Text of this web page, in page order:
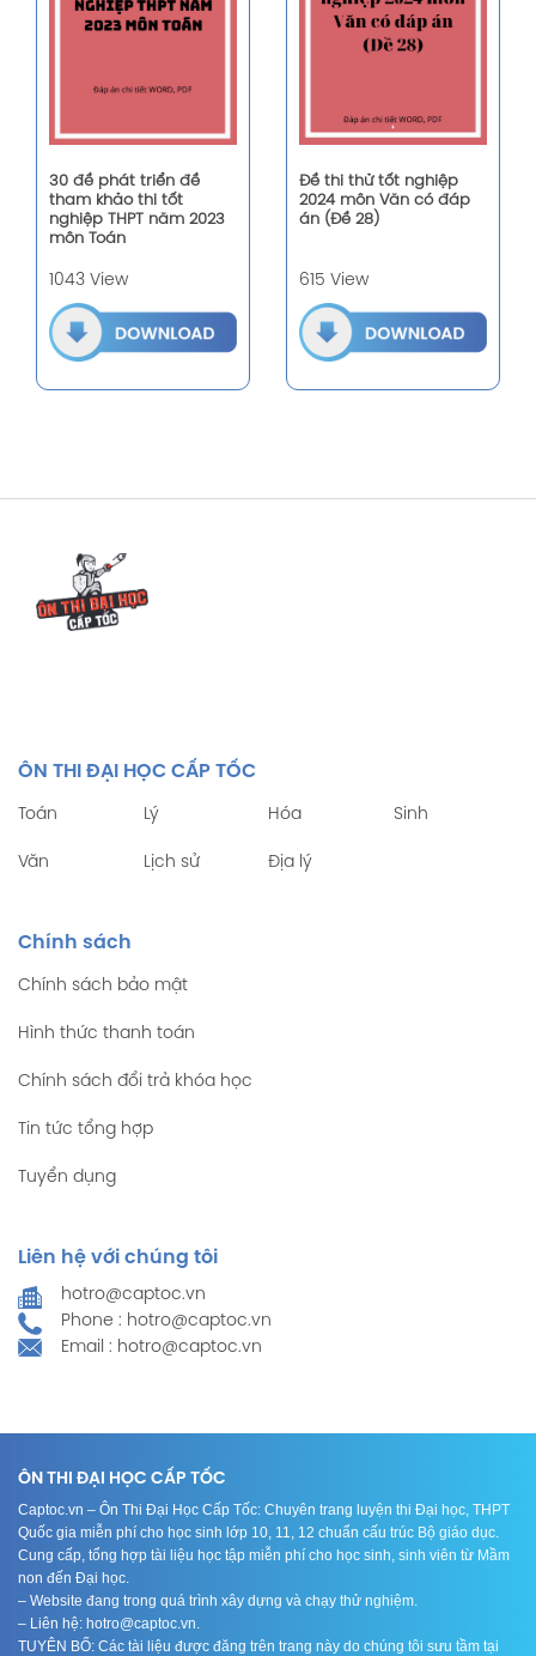
30 đề phát triển đề
tham khảo thi tốt
nghiệp THPT năm 2023
môn Toán
1043 View
Đề thi thử tốt nghiệp
2024 môn Văn có đáp
án (Đề 28)
615 View
ÔN THI ĐẠI HỌC CẤP TỐC
Toán Lý Hóa Sinh
Văn Lịch sử Địa lý
Chính sách
Chính sách bảo mật
Hình thức thanh toán
Chính sách đổi trả khóa học
Tin tức tổng hợp
Tuyển dụng
Liên hệ với chúng tôi
hotro@captoc.vn
Phone : hotro@captoc.vn
Email : hotro@captoc.vn
ÔN THI ĐẠI HỌC CẤP TỐC
Captoc.vn – Ôn Thi Đại Học Cấp Tốc: Chuyên trang luyện thi Đại học, THPT
Quốc gia miễn phí cho học sinh lớp 10, 11, 12 chuẩn cấu trúc Bộ giáo dục.
Cung cấp, tổng hợp tài liệu học tập miễn phí cho học sinh, sinh viên từ Mầm
non đến Đại học.
– Website đang trong quá trình xây dựng và chạy thử nghiệm.
– Liên hệ: hotro@captoc.vn.
TUYÊN BỐ: Các tài liệu được đăng trên trang này do chúng tôi sưu tầm tại